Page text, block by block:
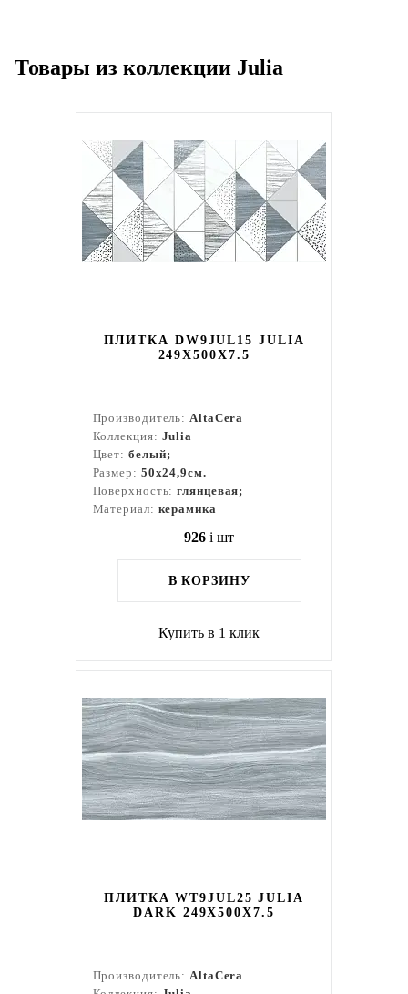
Товары из коллекции Julia
ПЛИТКА DW9JUL15 JULIA
249X500X7.5
Производитель:AltaCera
Коллекция: Julia
Цвет: белый;
Размер: 50x24,9см.
Поверхность:глянцевая;
Материал: керамика
926 i шт
В КОРЗИНУ
Купить в 1 клик
ПЛИТКА WT9JUL25 JULIA
DARK 249X500X7.5
Производитель:AltaCera